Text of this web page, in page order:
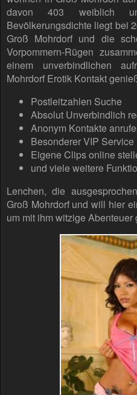
davon 403 weiblich
Bevölkerungsdichte liegt bei
Groß Mohrdorf und die
Vorpommern-Rügen
einem unverbindlichen
Mohrdorf Erotik Kontakt
Postleitzahlen Suche
Absolut Unverbindlich
Anonym Kontakte
Besonderer VIP Service
Eigene Clips online
und viele weitere
Lenchen, die
Groß Mohrdorf und will hier
um mit ihm witzige